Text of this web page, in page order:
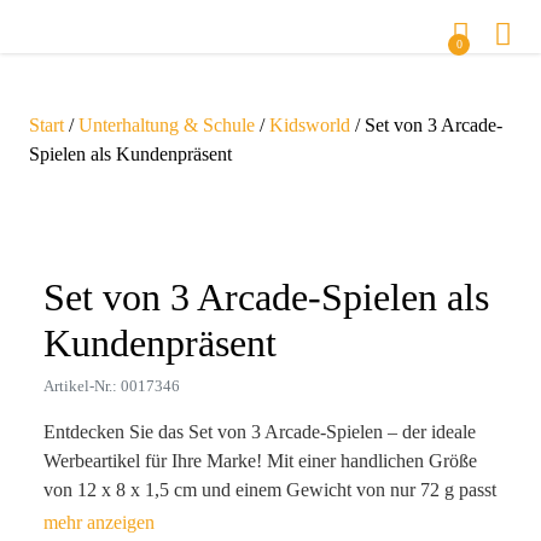
0
Start /Unterhaltung & Schule /Kidsworld / Set von 3 Arcade-
Spielen als Kundenpräsent
Zoom
Set von 3 Arcade-Spielen als
Kundenpräsent
Artikel-Nr.: 0017346
Entdecken Sie das Set von 3 Arcade-Spielen – der ideale
Werbeartikel für Ihre Marke! Mit einer handlichen Größe
von 12 x 8 x 1,5 cm und einem Gewicht von nur 72 g passt
diese elegante beige Spielesammlung perfekt in jede